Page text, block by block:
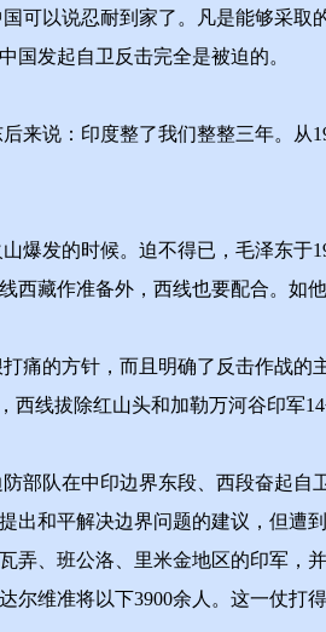
以说忍耐到家了。凡是能够采取的
国发起自卫反击完全是被迫的。
说：印度整了我们整整三年。从
发的时候。迫不得已，毛泽东于
西藏作准备外，西线也要配合。如
的方针，而且明确了反击作战的主
西线拔除红山头和加勒万河谷印军
队在中印边界东段、西段奋起自卫
出和平解决边界问题的建议，但遭
弄、班公洛、里米金地区的印军，
尔维准将以下3900余人。这一仗打